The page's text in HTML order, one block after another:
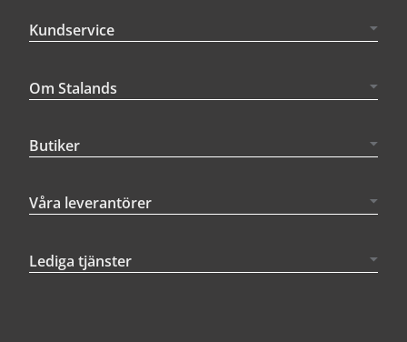
Kundservice
Om Stalands
Butiker
Våra leverantörer
Lediga tjänster